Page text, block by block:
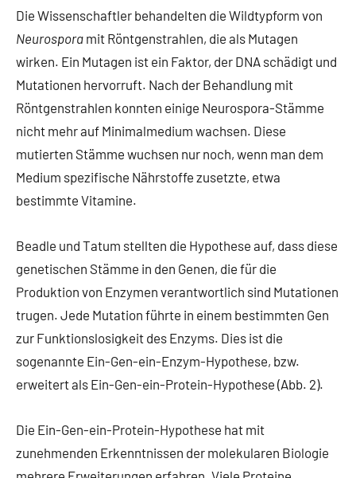
Die Wissenschaftler behandelten die Wildtypform von
Neurospora mit Röntgenstrahlen, die als Mutagen
wirken. Ein Mutagen ist ein Faktor, der DNA schädigt und
Mutationen hervorruft. Nach der Behandlung mit
Röntgenstrahlen konnten einige Neurospora-Stämme
nicht mehr auf Minimalmedium wachsen. Diese
mutierten Stämme wuchsen nur noch, wenn man dem
Medium spezifische Nährstoffe zusetzte, etwa
bestimmte Vitamine.
Beadle und Tatum stellten die Hypothese auf, dass diese
genetischen Stämme in den Genen, die für die
Produktion von Enzymen verantwortlich sind Mutationen
trugen. Jede Mutation führte in einem bestimmten Gen
zur Funktionslosigkeit des Enzyms. Dies ist die
sogenannte Ein-Gen-ein-Enzym-Hypothese, bzw.
erweitert als Ein-Gen-ein-Protein-Hypothese (Abb. 2).
Die Ein-Gen-ein-Protein-Hypothese hat mit
zunehmenden Erkenntnissen der molekularen Biologie